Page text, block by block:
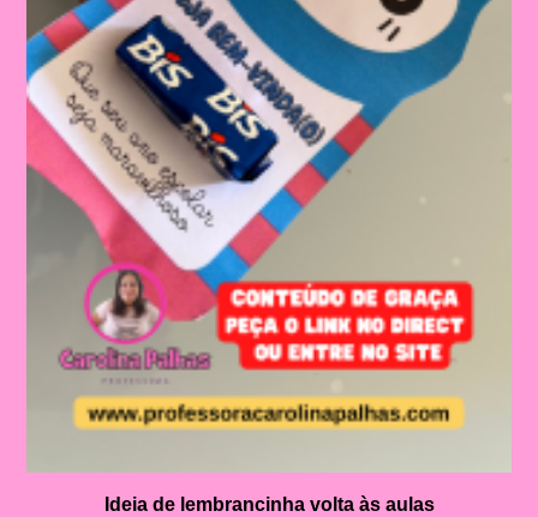
Ideia de lembrancinha volta às aulas